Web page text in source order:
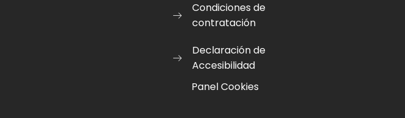
Condiciones de
contratación
Declaración de
Accesibilidad
Panel Cookies